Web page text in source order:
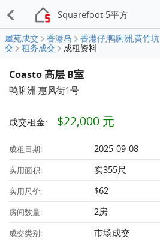
Squarefoot 5平方
屋苑成交 香港岛 香港仔,鸭脷洲,黄竹坑
交
租务成交 成租资料
Coasto 高层 B室
鸭脷洲 惠风街1号
成交租金: $22,000 元
成租日期: 2025-09-08
实用面积: 实355尺
实用尺价: $62
房间数量: 2房
成交类别: 市场成交